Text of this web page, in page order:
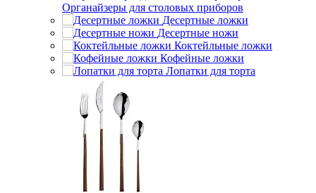
Органайзеры для столовых приборов
Десертные ложки
Десертные ножи
Коктейльные ложки
Кофейные ложки
Лопатки для торта